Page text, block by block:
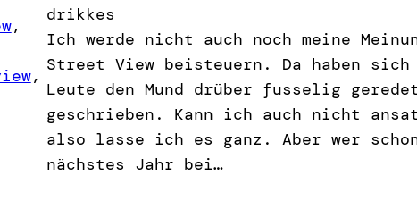
,
drikkes
Ich werde nicht auch noch meine
Street View beisteuern. Da haben
Leute den Mund drüber fusselig
geschrieben. Kann ich auch nicht
also lasse ich es ganz. Aber wer
nächstes Jahr bei…